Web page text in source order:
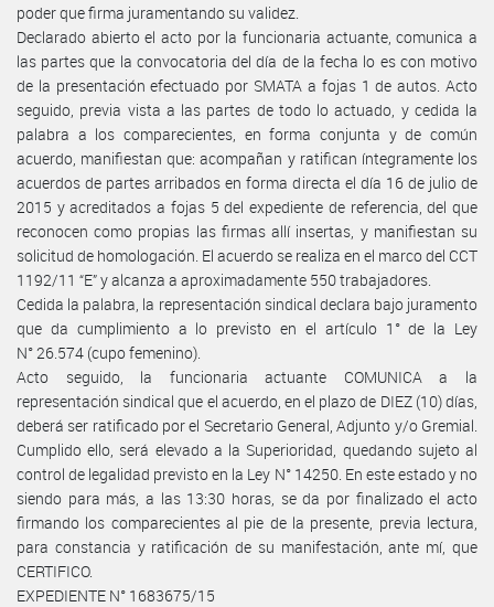
poder que firma juramentando su validez.
Declarado abierto el acto por la funcionaria actuante, comunica a
las partes que la convocatoria del día de la fecha lo es con motivo
de la presentación efectuado por SMATA a fojas 1 de autos. Acto
seguido, previa vista a las partes de todo lo actuado, y cedida la
palabra a los comparecientes, en forma conjunta y de común
acuerdo, manifiestan que: acompañan y ratifican íntegramente los
acuerdos de partes arribados en forma directa el día 16 de julio de
2015 y acreditados a fojas 5 del expediente de referencia, del que
reconocen como propias las firmas allí insertas, y manifiestan su
solicitud de homologación. El acuerdo se realiza en el marco del CCT
1192/11 “E” y alcanza a aproximadamente 550 trabajadores.
Cedida la palabra, la representación sindical declara bajo juramento
que da cumplimiento a lo previsto en el artículo 1° de la Ley
N° 26.574 (cupo femenino).
Acto seguido, la funcionaria actuante COMUNICA a la
representación sindical que el acuerdo, en el plazo de DIEZ (10) días,
deberá ser ratificado por el Secretario General, Adjunto y/o Gremial.
Cumplido ello, será elevado a la Superioridad, quedando sujeto al
control de legalidad previsto en la Ley N° 14250. En este estado y no
siendo para más, a las 13:30 horas, se da por finalizado el acto
firmando los comparecientes al pie de la presente, previa lectura,
para constancia y ratificación de su manifestación, ante mí, que
CERTIFICO.
EXPEDIENTE N° 1683675/15